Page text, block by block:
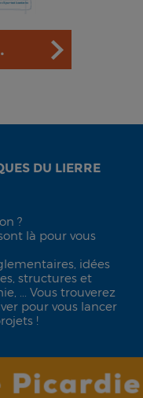
DU LIERRE
?
là pour vous
idées
structures et
... Vous trouverez
pour vous lancer
!